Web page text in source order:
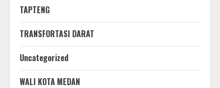
TAPTENG
TRANSFORTASI DARAT
Uncategorized
WALI KOTA MEDAN